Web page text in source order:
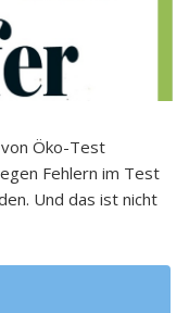
Öko-Test
Fehlern im Test
Und das ist nicht